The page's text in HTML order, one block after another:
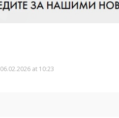
06.02.2026 at 10:23